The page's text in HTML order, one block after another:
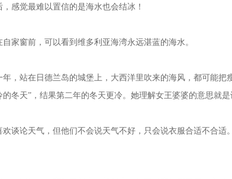
觉最难以置信的是海水也会结冰！
窗前，可以看到维多利亚海湾永远湛蓝的海水。
站在日德兰岛的城堡上，大西洋里吹来的海风，都可能把
冬天”，结果第二年的冬天更冷。她理解女王婆婆的意思就
论天气，但他们不会说天气不好，只会说衣服合适不合适